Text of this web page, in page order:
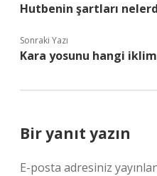
Hutbenin şartları
Sonraki Yazı
Kara yosunu hangi
Bir yanıt yazın
E-posta adresiniz